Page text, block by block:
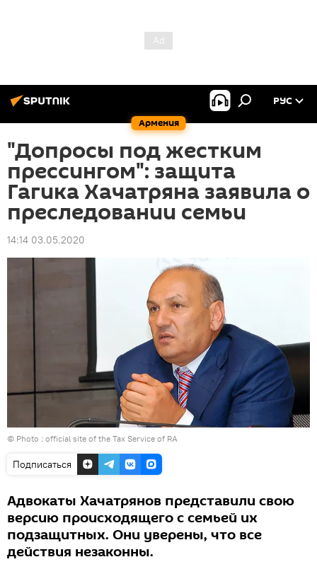
Армения
РУС
"Допросы под жестким
прессингом": защита
Гагика Хачатряна заявила о
преследовании семьи
14:14 03.05.2020
© Photo : official site of the Tax Service of RA
Подписаться
Адвокаты Хачатрянов представили свою
версию происходящего с семьей их
подзащитных. Они уверены, что все
действия незаконны.